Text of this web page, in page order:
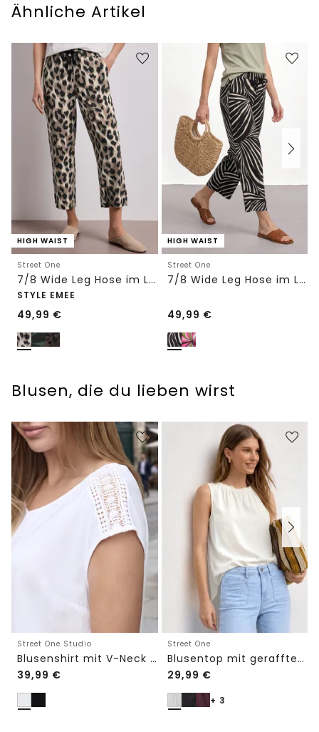
Ähnliche Artikel
HIGH WAIST
Street One
7/8 Wide Leg Hose im Loose Fit mit Print
STYLE EMEE
49,99 €
HIGH WAIST
Street One
7/8 Wide Leg Hose im Loose Fit
49,99 €
Blusen, die du lieben wirst
Street One Studio
Blusenshirt mit V-Neck und Spitze
39,99 €
Street One
Blusentop mit gerafftem Rundhals
29,99 €
+ 3